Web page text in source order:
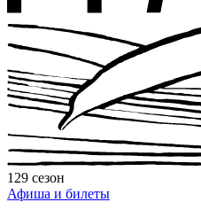
129 сезон
Афиша и билеты